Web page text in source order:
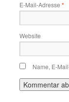
E-Mail-Adresse *
Website
Name, E-